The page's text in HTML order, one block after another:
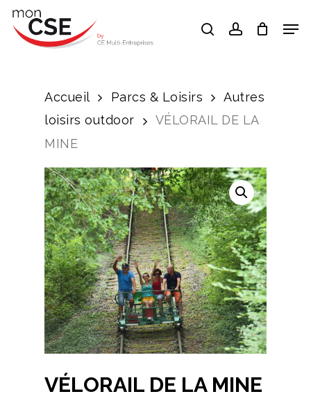
Skip
searchaccount
Accueil Parcs & Loisirs
Autres
loisirs outdoor
VÉLORAIL DE LA
MINE
VÉLORAIL DE LA MINE